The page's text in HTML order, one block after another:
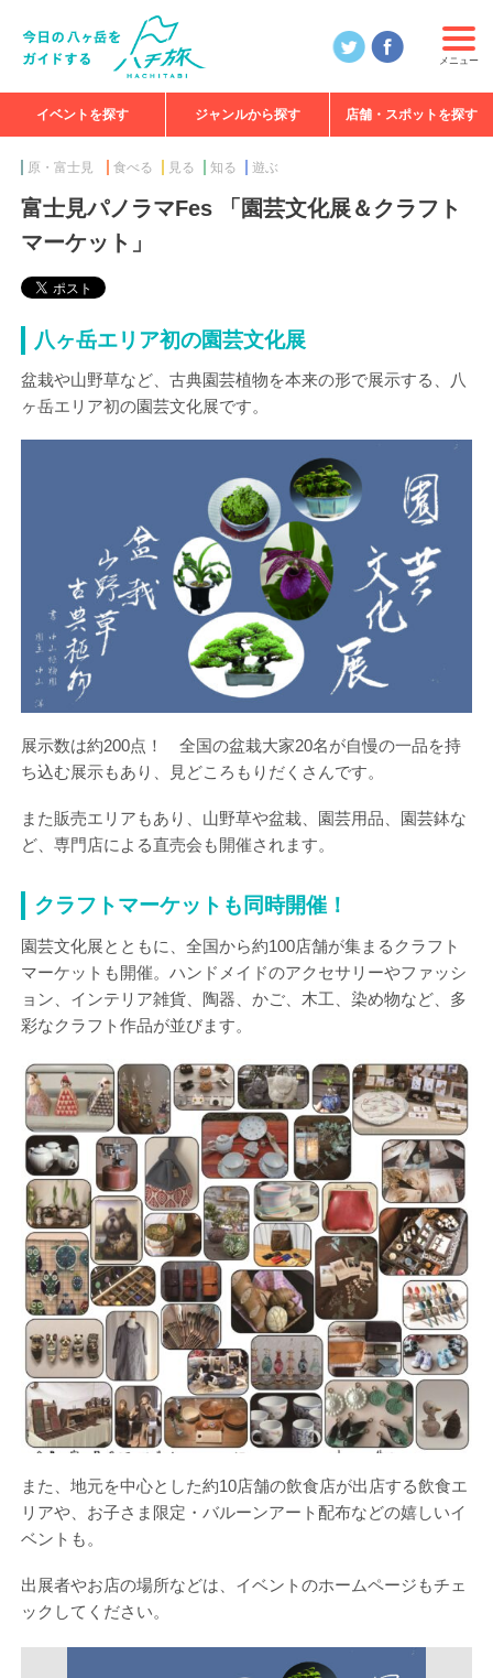
メニュー
イベントを探す ジャンルから探す 店舗・スポットを探す
原・富士見 食べる 見る 知る 遊ぶ
富士見パノラマFes 「園芸文化展＆クラフト
マーケット」
八ヶ岳エリア初の園芸文化展
盆栽や山野草など、古典園芸植物を本来の形で展示する、八
ヶ岳エリア初の園芸文化展です。
展示数は約200点！ 全国の盆栽大家20名が自慢の一品を持
ち込む展示もあり、見どころもりだくさんです。
また販売エリアもあり、山野草や盆栽、園芸用品、園芸鉢な
ど、専門店による直売会も開催されます。
クラフトマーケットも同時開催！
園芸文化展とともに、全国から約100店舗が集まるクラフト
マーケットも開催。ハンドメイドのアクセサリーやファッシ
ョン、インテリア雑貨、陶器、かご、木工、染め物など、多
彩なクラフト作品が並びます。
また、地元を中心とした約10店舗の飲食店が出店する飲食エ
リアや、お子さま限定・バルーンアート配布などの嬉しいイ
ベントも。
出展者やお店の場所などは、イベントのホームページもチェ
ックしてください。